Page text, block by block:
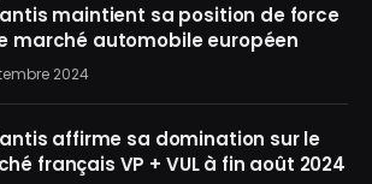
maintient sa position de force
marché automobile européen
2024
affirme sa domination sur le
français VP + VUL à fin août 2024